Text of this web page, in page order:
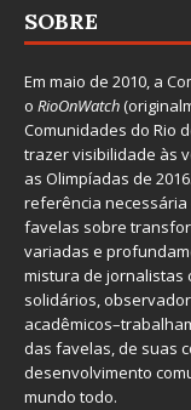
SOBRE
Em maio de 2010, a
o RioOnWatch
Comunidades do Rio
trazer visibilidade às
as Olimpíadas de
referência
favelas sobre
variadas e
mistura de jornalistas
solidários,
das favelas, de suas
desenvolvimento
mundo todo.